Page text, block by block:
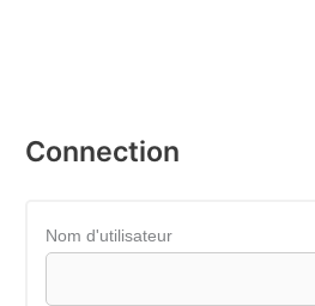
Connection
Nom d'utilisateur